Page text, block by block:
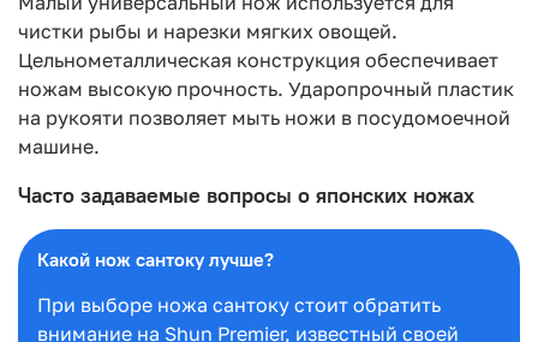
чистки рыбы и нарезки мягких овощей.
Цельнометаллическая конструкция обеспечивает
ножам высокую прочность. Ударопрочный пластик
на рукояти позволяет мыть ножи в посудомоечной
машине.
Часто задаваемые вопросы о японских ножах
Какой нож сантоку лучше?
При выборе ножа сантоку стоит обратить
внимание на Shun Premier, известный своей